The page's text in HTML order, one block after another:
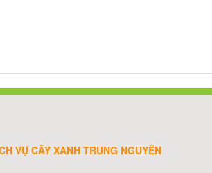
VỤ CÂY XANH TRUNG NGUYÊN